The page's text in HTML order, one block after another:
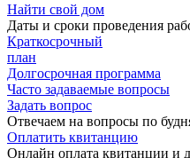
Найти свой дом
Даты и сроки проведения
Краткосрочный
план
Долгосрочная программа
Часто задаваемые вопросы
Задать вопрос
Отвечаем на вопросы по
Оплатить квитанцию
Онлайн оплата квитанции и